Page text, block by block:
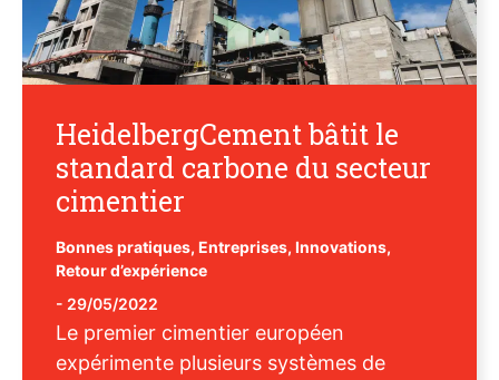
HeidelbergCement bâtit le
standard carbone du secteur
cimentier
Bonnes pratiques, Entreprises, Innovations,
Retour d’expérience
- 29/05/2022
Le premier cimentier européen
expérimente plusieurs systèmes de